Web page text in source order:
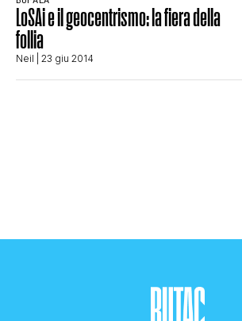
CONTATTI
LoSAi e il geocentrismo: la fiera della
follia
Neil | 23 giu 2014